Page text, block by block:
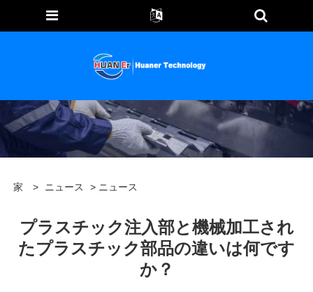
家 > ニュース > ニュース
プラスチック注入部と機械加工され
たプラスチック部品の違いは何です
か？